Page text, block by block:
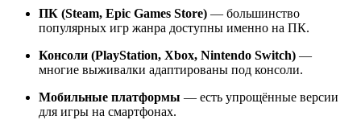
ПК (Steam, Epic Games Store) — большинство
популярных игр жанра доступны именно на ПК.
Консоли (PlayStation, Xbox, Nintendo Switch) —
многие выживалки адаптированы под консоли.
Мобильные платформы — есть упрощённые версии
для игры на смартфонах.